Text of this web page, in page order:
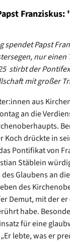
spendet Papst
nur einen
stirbt der
mit großer
aus
an die
Koch drückte in
Pontifikat von
Stäblein
Glaubens an
des
Demut, mit der er
habe.
für eine
lebte, was er